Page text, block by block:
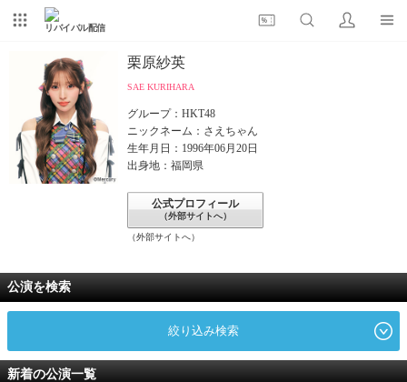
リバイバル配信
栗原紗英
SAE KURIHARA
グループ：HKT48
ニックネーム：さえちゃん
生年月日：1996年06月20日
出身地：福岡県
公式プロフィール
（外部サイトへ）
（外部サイトへ）
公演を検索
絞り込み検索
新着の公演一覧